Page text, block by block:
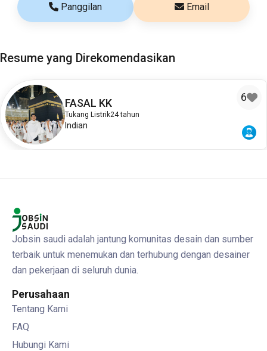
Panggilan Email
Resume yang Direkomendasikan
FASAL KK
Tukang Listrik24 tahun
Indian
6
Jobsin saudi adalah jantung komunitas desain dan sumber
terbaik untuk menemukan dan terhubung dengan desainer
dan pekerjaan di seluruh dunia.
Perusahaan
Tentang Kami
FAQ
Hubungi Kami